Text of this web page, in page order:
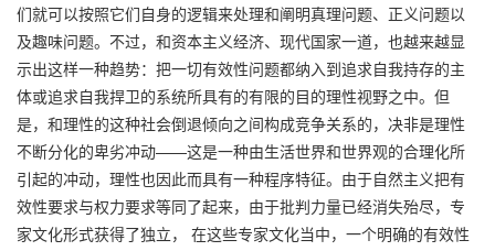
们就可以按照它们自身的逻辑来处理和阐明真理问题、正义问题以
及趣味问题。不过，和资本主义经济、现代国家一道，也越来越显
示出这样一种趋势：把一切有效性问题都纳入到追求自我持存的主
体或追求自我捍卫的系统所具有的有限的目的理性视野之中。但
是，和理性的这种社会倒退倾向之间构成竞争关系的，决非是理性
不断分化的卑劣冲动——这是一种由生活世界和世界观的合理化所
引起的冲动，理性也因此而具有一种程序特征。由于自然主义把有
效性要求与权力要求等同了起来，由于批判力量已经消失殆尽，专
家文化形式获得了独立， 在这些专家文化当中，一个明确的有效性